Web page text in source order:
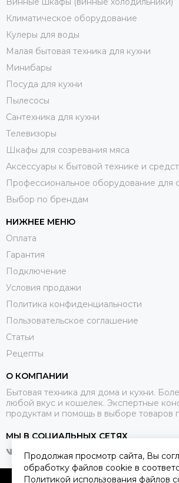
Климатическое оборудование
Кулеры для воды
Малая бытовая техника для кухни
Минибары
Посуда для кухни
Пылесосы
Сантехника для кухни
Телевизоры
Шкафы для созревания мяса
Аксессуары к бытовой технике и
Профессиональное оборудование для
Выбор по брендам
НИЖНЕЕ МЕНЮ
Оплата
Гарантия
Подключение
Условия продажи
Политика конфиденциальности
Пользовательское соглашение
Статьи
Рецепты
О КОМПАНИИ
Бытовая техника для дома и кухни.
любой вкус и кошелек. Экспертные
продуктам и помощь в выборе
МЫ В СОЦИАЛЬНЫХ СЕТЯХ
2026 © Qkitchen.Карта
Продолжая просмотр сайта, Вы
обработку файлов cookie в
Политикой использования файлов